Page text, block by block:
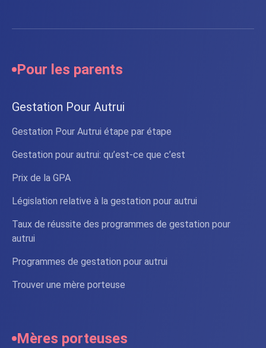
Pour les parents
Gestation Pour Autrui
Gestation Pour Autrui étape par étape
Gestation pour autrui: qu’est-ce que c’est
Prix de la GPA
Législation relative à la gestation pour autrui
Taux de réussite des programmes de gestation pour
autrui
Programmes de gestation pour autrui
Trouver une mère porteuse
Mères porteuses